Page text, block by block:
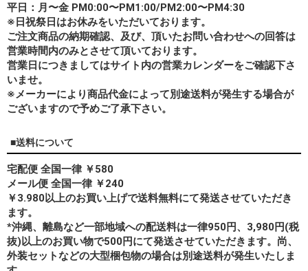
平日：月〜金 PM0:00〜PM1:00/PM2:00〜PM4:30
※日祝祭日はお休みをいただいております。
ご注文商品の納期確認、及び、頂いたお問い合わせへの回答は
営業時間内のみとさせて頂いております。
営業日につきましてはサイト内の営業カレンダーをご確認下さ
いませ。
※メーカーにより商品代金によって別途送料が発生する場合が
ございますので予めご了承下さい。
■送料について
宅配便 全国一律 ￥580
メール便 全国一律 ￥240
￥3.980以上のお買い上げで送料無料にて発送させていただき
ます。
*沖縄、離島など一部地域への配送料は一律950円、3,980円(税
抜)以上のお買い物で500円にて発送させていただきます。尚、
外装セットなどの大型梱包物の場合は別途送料が発生いたしま